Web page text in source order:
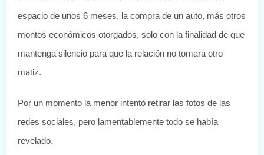
espacio de unos 6 meses, la compra de un auto, más otros
montos económicos otorgados, solo con la finalidad de que
mantenga silencio para que la relación no tomara otro
matiz.
Por un momento la menor intentó retirar las fotos de las
redes sociales, pero lamentablemente todo se había
revelado.